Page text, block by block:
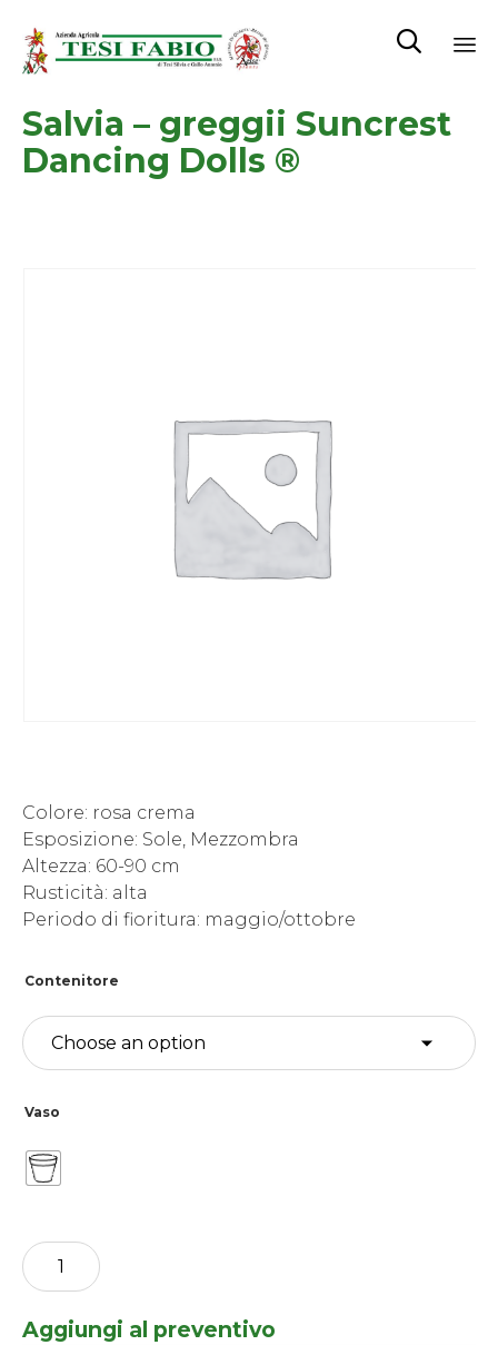

Salvia – greggii Suncrest
Dancing Dolls ®
Colore: rosa crema
Esposizione: Sole, Mezzombra
Altezza: 60-90 cm
Rusticità: alta
Periodo di fioritura: maggio/ottobre
Contenitore
Vaso
Salvia
-
greggii
Dancing
Aggiungi al preventivo